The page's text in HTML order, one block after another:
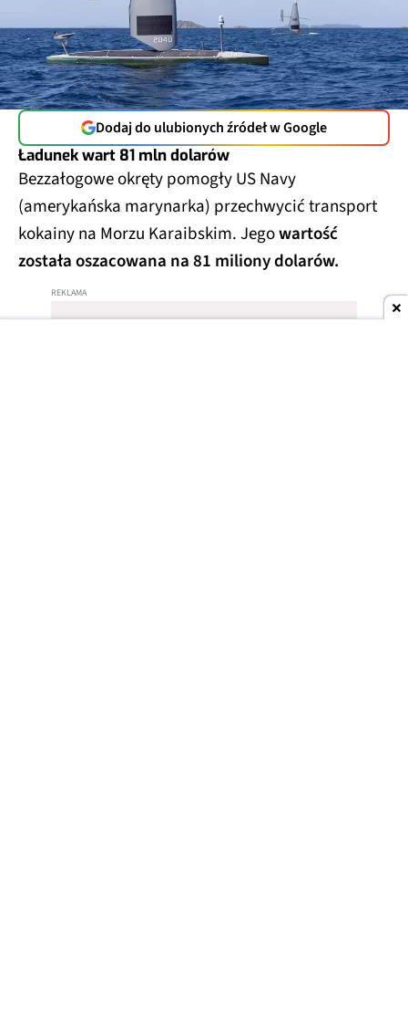
Dodaj do ulubionych źródeł w Google
Ładunek wart 81 mln dolarów
Bezzałogowe okręty pomogły US Navy
(amerykańska marynarka) przechwycić transport
kokainy na Morzu Karaibskim. Jegowartość
została oszacowana na 81 miliony dolarów.